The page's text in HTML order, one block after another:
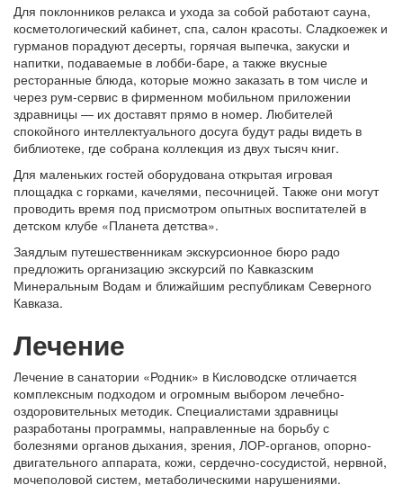
Для поклонников релакса и ухода за собой работают сауна,
косметологический кабинет, спа, салон красоты. Сладкоежек и
гурманов порадуют десерты, горячая выпечка, закуски и
напитки, подаваемые в лобби-баре, а также вкусные
ресторанные блюда, которые можно заказать в том числе и
через рум-сервис в фирменном мобильном приложении
здравницы — их доставят прямо в номер. Любителей
спокойного интеллектуального досуга будут рады видеть в
библиотеке, где собрана коллекция из двух тысяч книг.
Для маленьких гостей оборудована открытая игровая
площадка с горками, качелями, песочницей. Также они могут
проводить время под присмотром опытных воспитателей в
детском клубе «Планета детства».
Заядлым путешественникам экскурсионное бюро радо
предложить организацию экскурсий по Кавказским
Минеральным Водам и ближайшим республикам Северного
Кавказа.
Лечение
Лечение в санатории «Родник» в Кисловодске отличается
комплексным подходом и огромным выбором лечебно-
оздоровительных методик. Специалистами здравницы
разработаны программы, направленные на борьбу с
болезнями органов дыхания, зрения, ЛОР-органов, опорно-
двигательного аппарата, кожи, сердечно-сосудистой, нервной,
мочеполовой систем, метаболическими нарушениями.